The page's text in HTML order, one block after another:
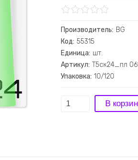
Производитель: BG
Код: 55315
Единица: шт.
Артикул: Т5ск24_пл
Упаковка: 10/120